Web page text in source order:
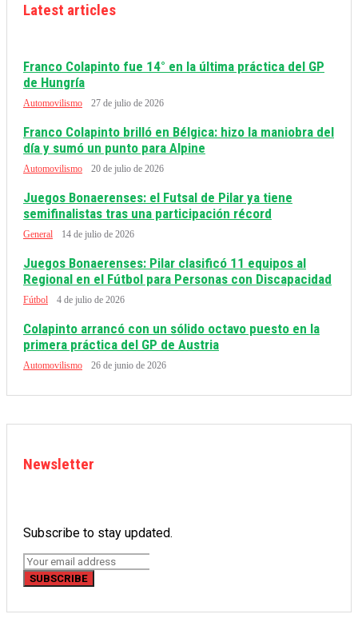
Latest articles
Franco Colapinto fue 14° en la última práctica del GP
de Hungría
Automovilismo 27 de julio de 2026
Franco Colapinto brilló en Bélgica: hizo la maniobra del
día y sumó un punto para Alpine
Automovilismo 20 de julio de 2026
Juegos Bonaerenses: el Futsal de Pilar ya tiene
semifinalistas tras una participación récord
General 14 de julio de 2026
Juegos Bonaerenses: Pilar clasificó 11 equipos al
Regional en el Fútbol para Personas con Discapacidad
Fútbol 4 de julio de 2026
Colapinto arrancó con un sólido octavo puesto en la
primera práctica del GP de Austria
Automovilismo 26 de junio de 2026
Newsletter
Subscribe to stay updated.
SUBSCRIBE